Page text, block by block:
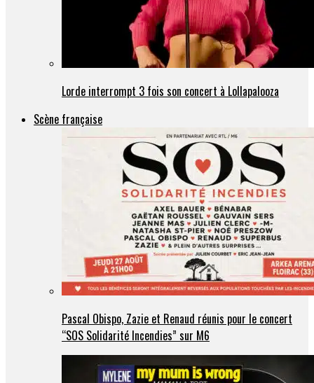
Lorde interrompt 3 fois son concert à Lollapalooza
Scène française
Pascal Obispo, Zazie et Renaud réunis pour le concert
“SOS Solidarité Incendies” sur M6